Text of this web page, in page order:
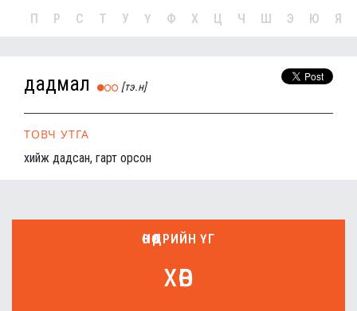
П Р С Т У Ү Ф Х Ц Ч Ш Э Ю Я
дадмал [тэ.н]
ТОВЧ УТГА
хийж дадсан, гарт орсон
ӨНӨӨДРИЙН ҮГ
хөв